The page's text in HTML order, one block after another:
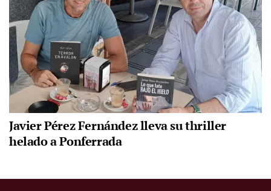
Javier Pérez Fernández lleva su thriller
helado a Ponferrada